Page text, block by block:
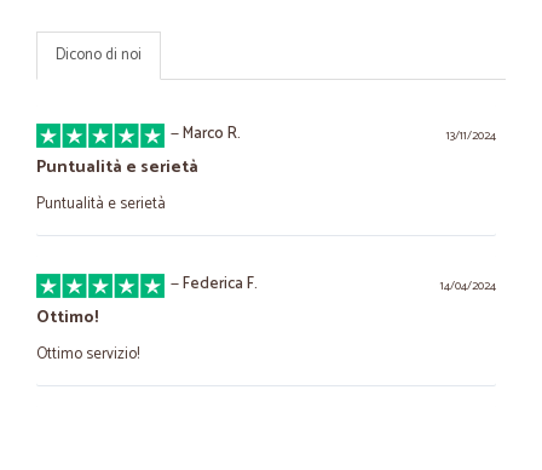
Dicono di noi
13/11/2024
—Marco R.
Puntualità e serietà
Puntualità e serietà
14/04/2024
—Federica F.
Ottimo!
Ottimo servizio!